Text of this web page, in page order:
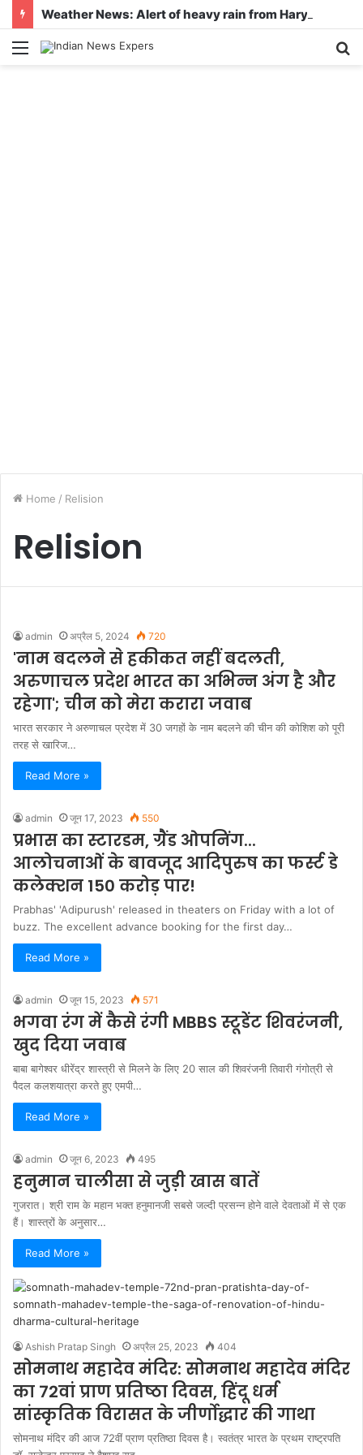
Menu
Home / Relision
Relision
admin अप्रैल 5, 2024 720
'नाम बदलने से हकीकत नहीं बदलती,
अरुणाचल प्रदेश भारत का अभिन्न अंग है और
रहेगा'; चीन को मेरा करारा जवाब
भारत सरकार ने अरुणाचल प्रदेश में 30 जगहों के नाम बदलने की चीन की कोशिश को पूरी
तरह से खारिज…
Read More »
admin जून 17, 2023 550
प्रभास का स्टारडम, ग्रैंड ओपनिंग...
आलोचनाओं के बावजूद आदिपुरुष का फर्स्ट डे
कलेक्शन 150 करोड़ पार!
Prabhas' 'Adipurush' released in theaters on Friday with a lot of
buzz. The excellent advance booking for the first day…
Read More »
admin जून 15, 2023 571
भगवा रंग में कैसे रंगी MBBS स्टूडेंट शिवरंजनी,
खुद दिया जवाब
बाबा बागेश्वर धीरेंद्र शास्त्री से मिलने के लिए 20 साल की शिवरंजनी तिवारी गंगोत्री से
पैदल कलशयात्रा करते हुए एमपी…
Read More »
admin जून 6, 2023 495
हनुमान चालीसा से जुड़ी खास बातें
गुजरात। श्री राम के महान भक्त हनुमानजी सबसे जल्दी प्रसन्न होने वाले देवताओं में से एक
हैं। शास्त्रों के अनुसार…
Read More »
Ashish Pratap Singh अप्रैल 25, 2023 404
सोमनाथ महादेव मंदिर: सोमनाथ महादेव मंदिर
का 72वां प्राण प्रतिष्ठा दिवस, हिंदू धर्म
सांस्कृतिक विरासत के जीर्णोद्धार की गाथा
सोमनाथ मंदिर की आज 72वीं प्राण प्रतिष्ठा दिवस है। स्वतंत्र भारत के प्रथम राष्ट्रपति